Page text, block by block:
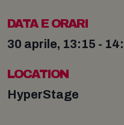
DATA E ORARI
30 aprile, 13:15 -
LOCATION
HyperStage